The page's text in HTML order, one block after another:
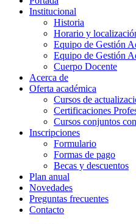
Institucional
Historia
Horario y
Equipo de Gestión
Equipo de Gestión
Cuerpo Docente
Acerca de
Oferta académica
Cursos de
Certificaciones
Cursos conjuntos
Inscripciones
Formulario
Formas de pago
Becas y descuentos
Plan anual
Novedades
Preguntas frecuentes
Contacto